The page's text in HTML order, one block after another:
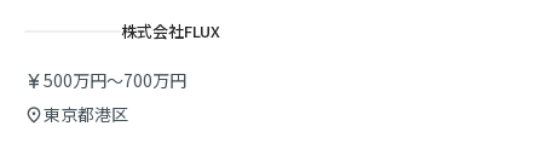
株式会社FLUX
500万円～700万円
東京都港区